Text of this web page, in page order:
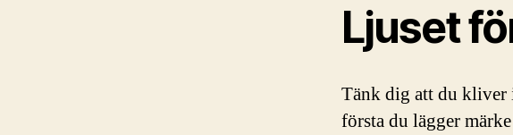
Ljuset
Tänk dig att du kliver
första du lägger